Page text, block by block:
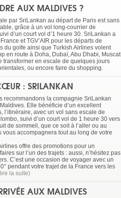
AUX MALDIVES ?
par SriLankan au départ de Paris est sans
grâce à un vol long-courrier de
d’un court vol d’1 heure 30. SriLankan a
et TGV’AIR pour les départs de
du golfe ainsi que Turkish Airlines volent
en route à Doha, Dubaï, Abu Dhabi, Muscat
transformer en escale de quelques jours
ou encore faire du shopping.
: SRILANKAN
recommandons la compagnie SriLankan
Elle bénéficie d’un excellent
l’itinéraire, avec un vol sans escale de
suivi d’un court vol de 1 heure 30 vers
de sommeil, que ce soit à l’aller ou au
vous accompagnera tout au long de votre
offre des promotions pour un
sur l’un des trajets : aussi, n’hésitez pas
C’est une occasion de voyager avec un
pendant votre trajet de la France vers les
la suite)
AUX MALDIVES